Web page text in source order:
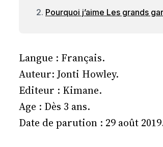
Pourquoi j’aime Les grands
Langue : Français.
Auteur: Jonti Howley.
Editeur : Kimane.
Age : Dès 3 ans.
Date de parution : 29 août